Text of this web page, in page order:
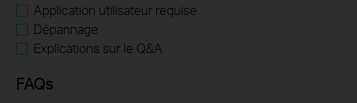
Application utilisateur requise
Dépannage
Explications sur le Q&A
FAQs